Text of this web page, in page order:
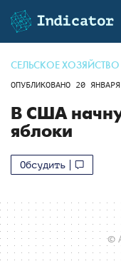
СЕЛЬСКОЕ ХОЗЯЙСТВО
ОПУБЛИКОВАНО 20
В США
яблоки
Обсудить
©